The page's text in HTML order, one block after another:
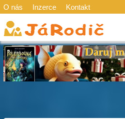
O nás Inzerce Kontakt